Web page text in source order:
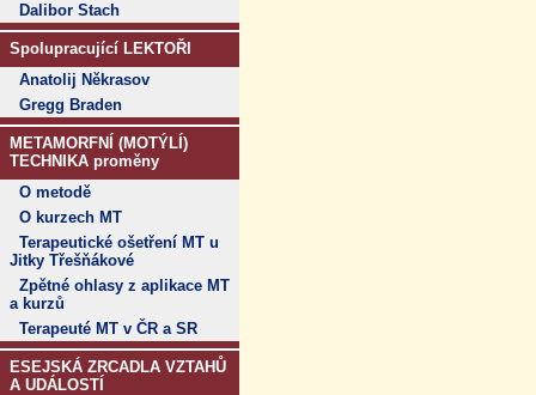
Dalibor Stach
Spolupracující LEKTOŘI
Anatolij Někrasov
Gregg Braden
METAMORFNÍ (MOTÝLÍ)
TECHNIKA proměny
O metodě
O kurzech MT
Terapeutické ošetření MT u
Jitky Třešňákové
Zpětné ohlasy z aplikace MT
a kurzů
Terapeuté MT v ČR a SR
ESEJSKÁ ZRCADLA VZTAHŮ
A UDÁLOSTÍ